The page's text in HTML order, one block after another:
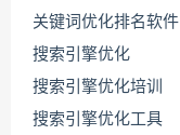
关键词优化排名软件
搜索引擎优化
搜索引擎优化培训
搜索引擎优化工具